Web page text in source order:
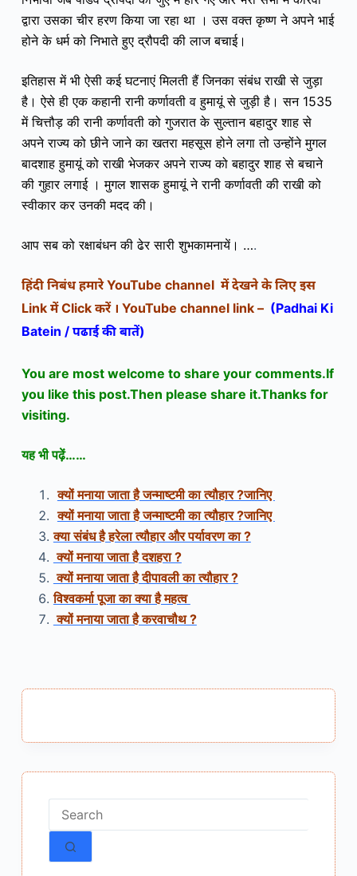
द्वारा उसका चीर हरण किया जा रहा था । उस वक्त कृष्ण ने अपने भाई
होने के धर्म को निभाते हुए द्रौपदी की लाज बचाई।
इतिहास में भी ऐसी कई घटनाएं मिलती हैं जिनका संबंध राखी से जुड़ा
है। ऐसे ही एक कहानी रानी कर्णावती व हुमायूं से जुड़ी है। सन 1535
में चित्तौड़ की रानी कर्णावती को गुजरात के सुल्तान बहादुर शाह से
अपने राज्य को छीने जाने का खतरा महसूस होने लगा तो उन्होंने मुगल
बादशाह हुमायूं को राखी भेजकर अपने राज्य को बहादुर शाह से बचाने
की गुहार लगाई । मुगल शासक हुमायूं ने रानी कर्णावती की राखी को
स्वीकार कर उनकी मदद की।
आप सब को रक्षाबंधन की ढेर सारी शुभकामनायें। ….
हिंदी निबंधहमारेYouTube channel में देखने के लिए इस
Link मेंClick करें । YouTube channel link – (Padhai Ki
Batein / पढाई की बातें)
You are most welcome to share your comments.If
you like this post.Then please share it.Thanks for
visiting.
यह भी पढ़ें……
क्यों मनाया जाता है जन्माष्टमी का त्यौहार ?जानिए
क्यों मनाया जाता है जन्माष्टमी का त्यौहार ?जानिए
क्या संबंध है हरेला त्यौहार और पर्यावरण का ?
क्यों मनाया जाता है दशहरा ?
क्यों मनाया जाता है दीपावली का त्यौहार ?
विश्वकर्मा पूजा का क्या है महत्व
क्यों मनाया जाता है करवाचौथ ?
No
results